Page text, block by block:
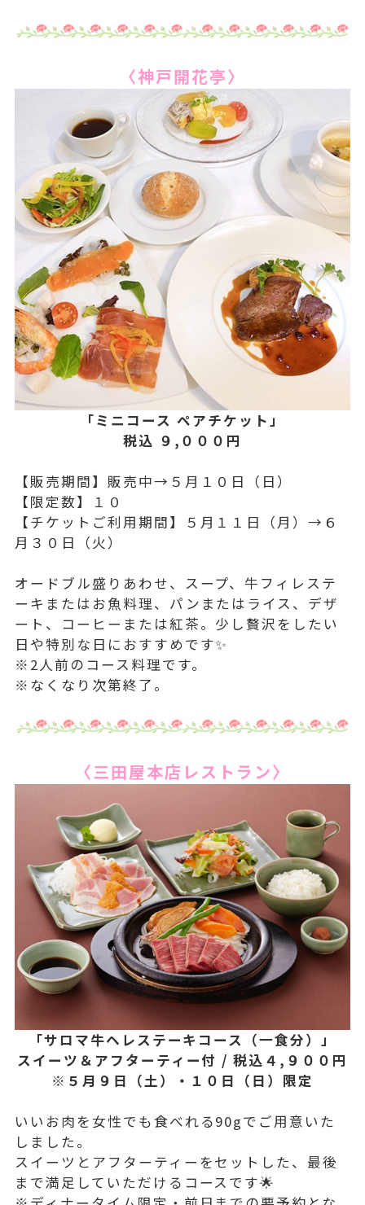
〈神戸開花亭〉
「ミニコース ペアチケット」
税込 ９,０００円
【販売期間】販売中→５月１０日（日）
【限定数】１０
【チケットご利用期間】５月１１日（月）→６
月３０日（火）
オードブル盛りあわせ、スープ、牛フィレステ
ーキまたはお魚料理、パンまたはライス、デザ
ート、コーヒーまたは紅茶。少し贅沢をしたい
日や特別な日におすすめです✨
※2人前のコース料理です。
※なくなり次第終了。
〈三田屋本店レストラン〉
「サロマ牛ヘレステーキコース（一食分）」
スイーツ＆アフターティー付 / 税込４,９００円
※５月９日（土）・１０日（日）限定
いいお肉を女性でも食べれる90gでご用意いた
しました。
スイーツとアフターティーをセットした、最後
まで満足していただけるコースです🌟